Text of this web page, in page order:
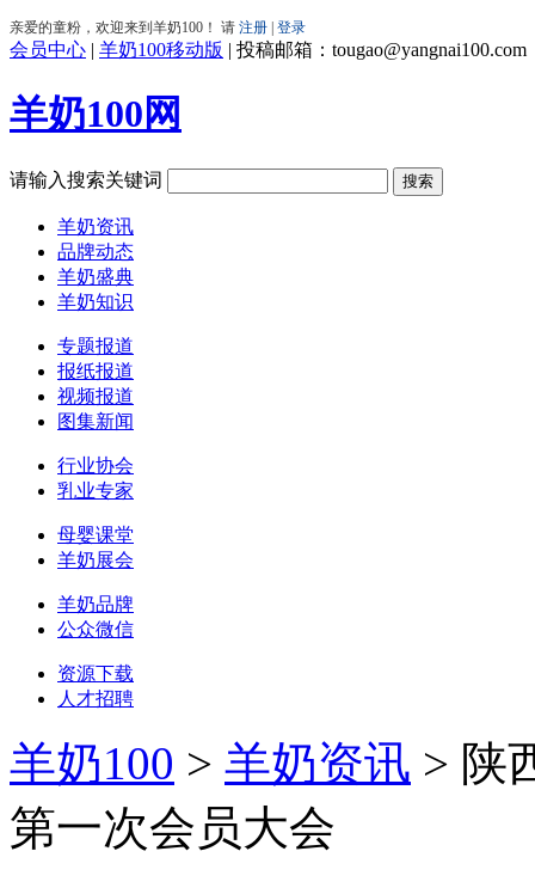
会员中心 | 羊奶100移动版 | 投稿邮箱：tougao@yangnai100.com
羊奶100网
请输入搜索关键词
羊奶资讯
品牌动态
羊奶盛典
羊奶知识
专题报道
报纸报道
视频报道
图集新闻
行业协会
乳业专家
母婴课堂
羊奶展会
羊奶品牌
公众微信
资源下载
人才招聘
羊奶100 > 羊奶资讯 > 陕
第一次会员大会